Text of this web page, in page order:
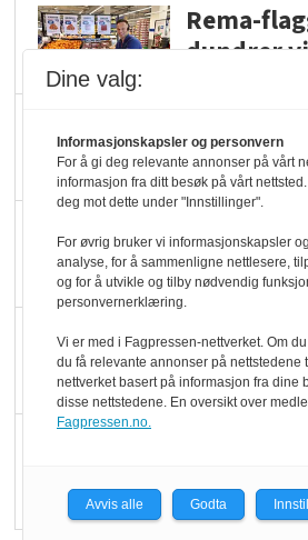
Rema-
dundrer
ølsalget
Færre
hyller
KI lager
Dine valg:
Informasjonskapsler og personvern
For å gi deg relevante annonser på vårt
informasjon fra ditt besøk på vårt
deg mot dette under "Innstillinger".
For øvrig bruker vi informasjonskapsler
analyse, for å sammenligne nettlesere,
og for å utvikle og tilby nødvendig
personvernerklæring.
Vi er med i Fagpressen-nettverket. Om
du få relevante annonser på nettstedene
nettverket basert på informasjon fra dine
disse nettstedene. En oversikt over
Fagpressen.no.
Avvis alle Godta